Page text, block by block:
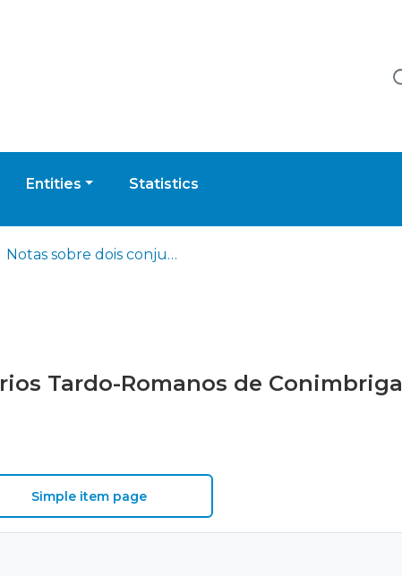
Entities Statistics
Notas sobre dois conjuntos monetários Tardo-Romanos de Conimbriga
Tardo-Romanos de Conimbriga
Simple item page